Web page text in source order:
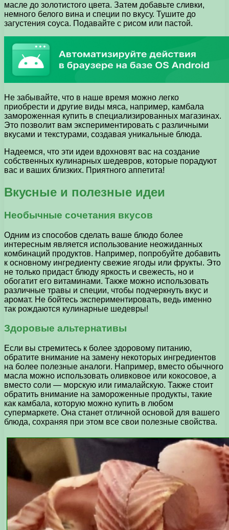
масле до золотистого цвета. Затем добавьте сливки,
немного белого вина и специи по вкусу. Тушите до
загустения соуса. Подавайте с рисом или пастой.
Не забывайте, что в наше время можно легко
приобрести и другие виды мяса, например, камбала
замороженная купить в специализированных магазинах.
Это позволит вам экспериментировать с различными
вкусами и текстурами, создавая уникальные блюда.
Надеемся, что эти идеи вдохновят вас на создание
собственных кулинарных шедевров, которые порадуют
вас и ваших близких. Приятного аппетита!
Вкусные и полезные идеи
Необычные сочетания вкусов
Одним из способов сделать ваше блюдо более
интересным является использование неожиданных
комбинаций продуктов. Например, попробуйте добавить
к основному ингредиенту свежие ягоды или фрукты. Это
не только придаст блюду яркость и свежесть, но и
обогатит его витаминами. Также можно использовать
различные травы и специи, чтобы подчеркнуть вкус и
аромат. Не бойтесь экспериментировать, ведь именно
так рождаются кулинарные шедевры!
Здоровые альтернативы
Если вы стремитесь к более здоровому питанию,
обратите внимание на замену некоторых ингредиентов
на более полезные аналоги. Например, вместо обычного
масла можно использовать оливковое или кокосовое, а
вместо соли — морскую или гималайскую. Также стоит
обратить внимание на замороженные продукты, такие
как камбала, которую можно купить в любом
супермаркете. Она станет отличной основой для вашего
блюда, сохраняя при этом все свои полезные свойства.